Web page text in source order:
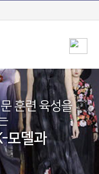
훈련 육성을
모델과